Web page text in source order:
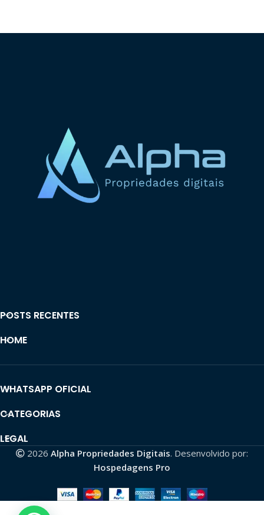
POSTS RECENTES
HOME
WHATSAPP OFICIAL
CATEGORIAS
LEGAL
2026 Alpha Propriedades Digitais. Desenvolvido por:
Hospedagens Pro
CONTA TIKTOK
MONETIZADA |